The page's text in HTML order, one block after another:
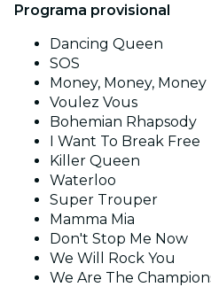
Programa provisional
Dancing Queen
SOS
Money, Money, Money
Voulez Vous
Bohemian Rhapsody
I Want To Break Free
Killer Queen
Waterloo
Super Trouper
Mamma Mia
Don't Stop Me Now
We Will Rock You
We Are The